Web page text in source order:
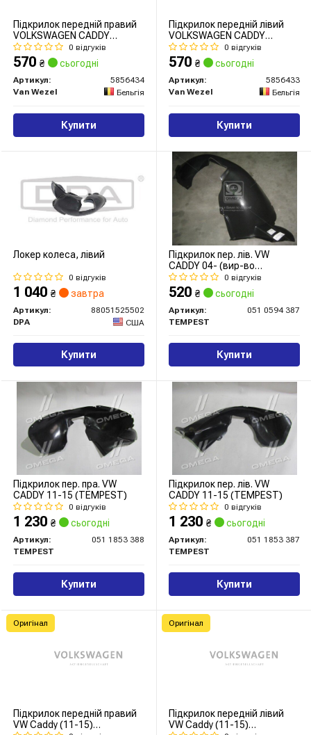
Підкрилок передній правий
VOLKSWAGEN CADDY
04>09/10 (вир-во Van Wezel)
0 відгуків
570 ₴ сьогодні
Артикул:
5856434
Van Wezel
Бельгія
Купити
Підкрилок передній лівий
VOLKSWAGEN CADDY
04>09/10 (вир-во Van Wezel)
0 відгуків
570 ₴ сьогодні
Артикул:
5856433
Van Wezel
Бельгія
Купити
Локер колеса, лівий
0 відгуків
1 040 ₴ завтра
Артикул:
88051525502
DPA
США
Купити
Підкрилок пер. лів. VW
CADDY 04- (вир-во
TEMPEST)
0 відгуків
520 ₴ сьогодні
Артикул:
051 0594 387
TEMPEST
Купити
Підкрилок пер. пра. VW
CADDY 11-15 (TEMPEST)
0 відгуків
1 230 ₴ сьогодні
Артикул:
051 1853 388
TEMPEST
Купити
Підкрилок пер. лів. VW
CADDY 11-15 (TEMPEST)
0 відгуків
1 230 ₴ сьогодні
Артикул:
051 1853 387
TEMPEST
Купити
Підкрилок передній правий
VW Caddy (11-15)
Оригінал
Підкрилок передній лівий
VW Caddy (11-15)
Оригінал